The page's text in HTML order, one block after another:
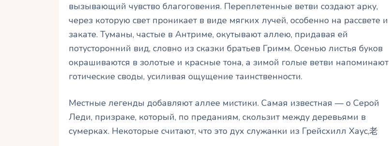
вызывающий чувство благоговения. Переплетенные ветви создают арку,
через которую свет проникает в виде мягких лучей, особенно на рассвете и
закате. Туманы, частые в Антриме, окутывают аллею, придавая ей
потусторонний вид, словно из сказки братьев Гримм. Осенью листья буков
окрашиваются в золотые и красные тона, а зимой голые ветви напоминают
готические своды, усиливая ощущение таинственности.
Местные легенды добавляют аллее мистики. Самая известная — о Серой
Леди, призраке, который, по преданиям, скользит между деревьями в
сумерках. Некоторые считают, что это дух служанки из Грейсхилл Хаус,老